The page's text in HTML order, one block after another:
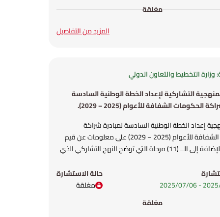
مغلقة
المزيد من التفاصيل
التخطيط والتعاون الدولي
التشاركية لإعداد الخطة الوطنية السادسة
الحكومات الشفافة للأعوام (2025 – 2029).
إعداد الخطة الوطنية السادسة لمبادرة شراكة
الحكومات الشفافة للأعوام (2025 – 2029) على معلومات عن قيم
المبادرة، بالإضافة إلى الــ (11) مرحلة التي توضح النهج التشاركي الذي
الحكومات الشفافة للأعوام (2025 – 2029)، بالإضافة إلى الأطار
مرحلة.-
06‏/07‏/2025
حالة الاستشارة
مغلقة
مغلقة